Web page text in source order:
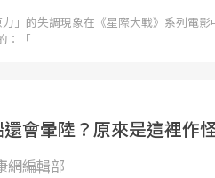
」的失調現象在《星際大戰》系列電影
：「
會暈陸？原來是這裡作
網編輯部